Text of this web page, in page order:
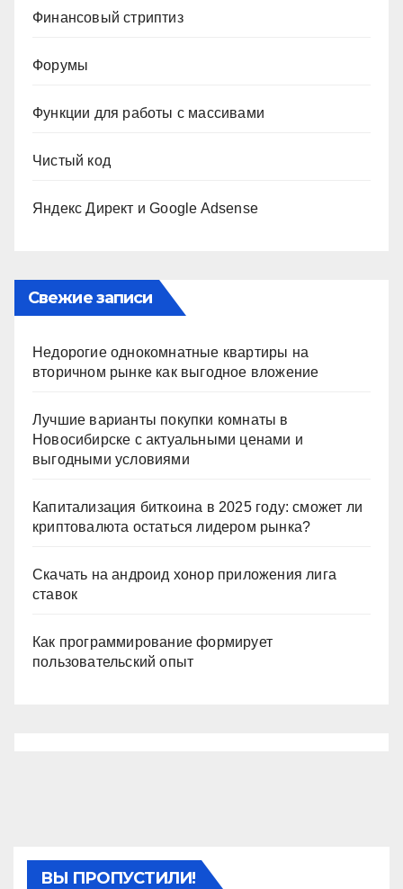
Финансовый стриптиз
Форумы
Функции для работы с массивами
Чистый код
Яндекс Директ и Google Adsense
Свежие записи
Недорогие однокомнатные квартиры на
вторичном рынке как выгодное вложение
Лучшие варианты покупки комнаты в
Новосибирске с актуальными ценами и
выгодными условиями
Капитализация биткоина в 2025 году: сможет ли
криптовалюта остаться лидером рынка?
Скачать на андроид хонор приложения лига
ставок
Как программирование формирует
пользовательский опыт
ВЫ ПРОПУСТИЛИ!